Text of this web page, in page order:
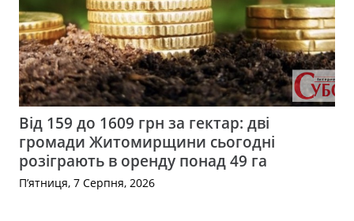
Від 159 до 1609 грн за гектар: дві
громади Житомирщини сьогодні
розіграють в оренду понад 49 га
П’ятниця, 7 Серпня, 2026